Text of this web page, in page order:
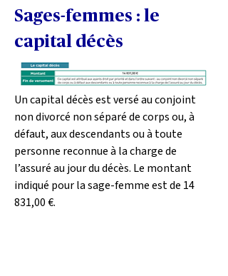
Sages-femmes : le
capital décès
Un capital décès est versé au conjoint
non divorcé non séparé de corps ou, à
défaut, aux descendants ou à toute
personne reconnue à la charge de
l’assuré au jour du décès. Le montant
indiqué pour la sage-femme est de 14
831,00 €.